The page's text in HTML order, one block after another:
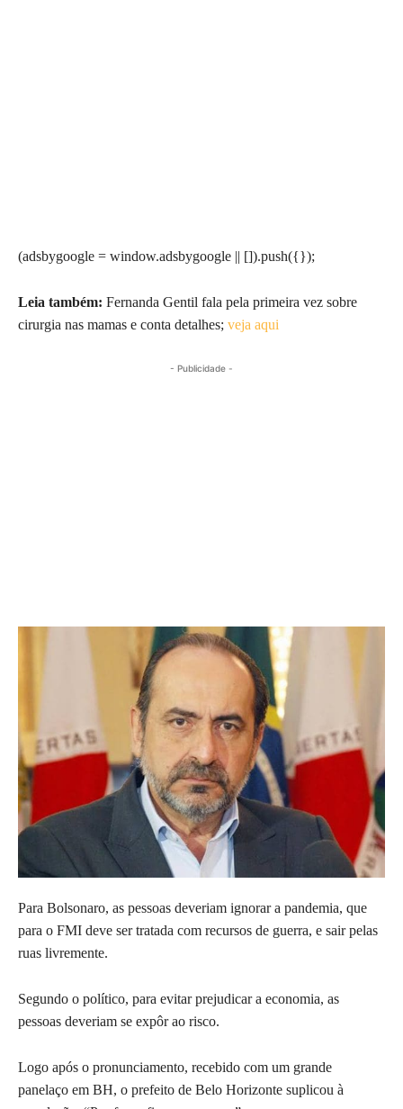
(adsbygoogle = window.adsbygoogle || []).push({});
Leia também: Fernanda Gentil fala pela primeira vez sobre
cirurgia nas mamas e conta detalhes; veja aqui
- Publicidade -
Para Bolsonaro, as pessoas deveriam ignorar a pandemia, que
para o FMI deve ser tratada com recursos de guerra, e sair pelas
ruas livremente.
Segundo o político, para evitar prejudicar a economia, as
pessoas deveriam se expôr ao risco.
Logo após o pronunciamento, recebido com um grande
panelaço em BH, o prefeito de Belo Horizonte suplicou à